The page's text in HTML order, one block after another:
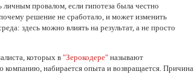
провалом, если гипотеза была честно
решение не сработало, и может изменить
здесь можно влиять на результат, а не просто
которых в"Зерокодере" называют
набирается опыта и возвращается. Причина